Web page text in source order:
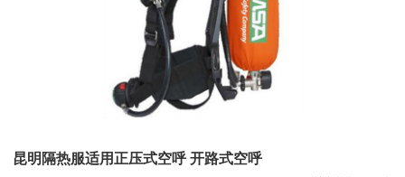
昆明隔热服适用正压式空呼 开路式空呼